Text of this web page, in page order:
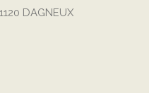
DAGNEUX